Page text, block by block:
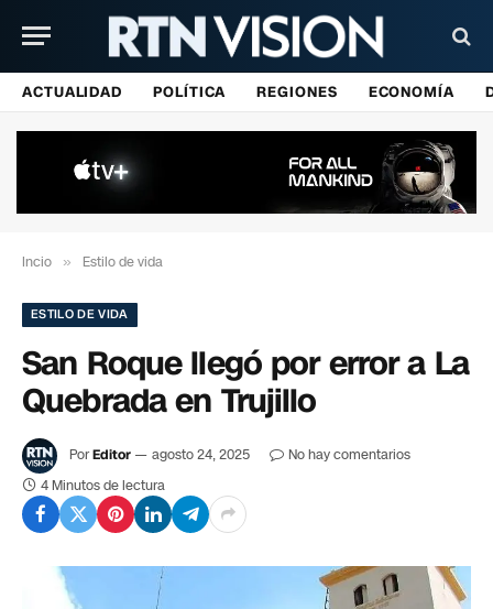
ACTUALIDAD POLÍTICA REGIONES ECONOMÍA
Incio » Estilo de vida
ESTILO DE VIDA
San Roque llegó por error a La
Quebrada en Trujillo
PorEditor agosto 24, 2025
No hay comentarios
4 Minutos de lectura